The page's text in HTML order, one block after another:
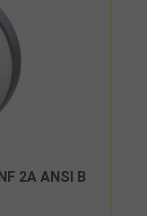
2A ANSI B